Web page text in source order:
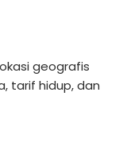
geografis
tarif hidup, dan